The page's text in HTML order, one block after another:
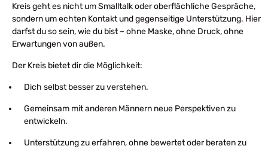
Kreis geht es nicht um Smalltalk oder oberflächliche Gespräche,
sondern um echten Kontakt und gegenseitige Unterstützung. Hier
darfst du so sein, wie du bist – ohne Maske, ohne Druck, ohne
Erwartungen von außen.
Der Kreis bietet dir die Möglichkeit:
Dich selbst besser zu verstehen.
Gemeinsam mit anderen Männern neue Perspektiven zu
entwickeln.
Unterstützung zu erfahren, ohne bewertet oder beraten zu